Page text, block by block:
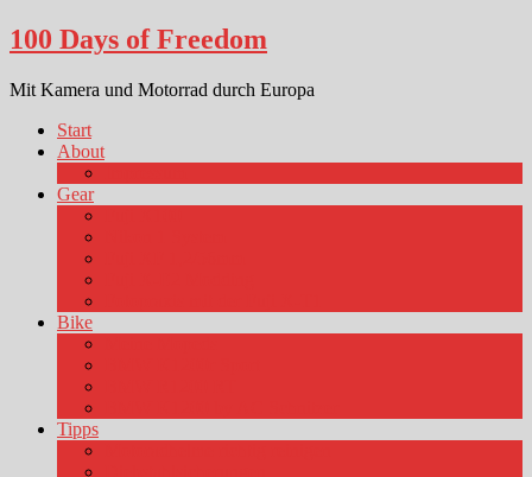
100 Days of Freedom
Mit Kamera und Motorrad durch Europa
Start
About
Gear
Bike
Tipps